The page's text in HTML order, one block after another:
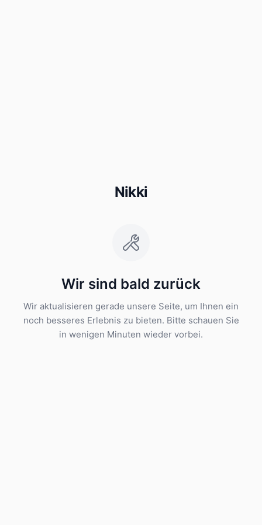
Nikki
Wir sind bald zurück
Wir aktualisieren gerade unsere Seite, um Ihnen ein
noch besseres Erlebnis zu bieten. Bitte schauen Sie
in wenigen Minuten wieder vorbei.